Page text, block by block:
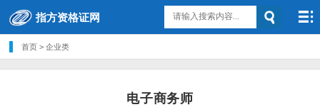
指方资格证网
瀵
艰
模拟真题
首页 >企业类
电子商务师